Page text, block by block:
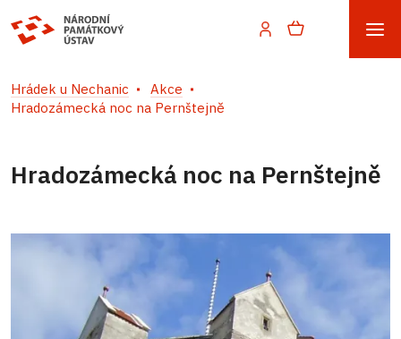
Hrádek u Nechanic
Akce
Hradozámecká noc na Pernštejně
Hradozámecká noc na Pernštejně